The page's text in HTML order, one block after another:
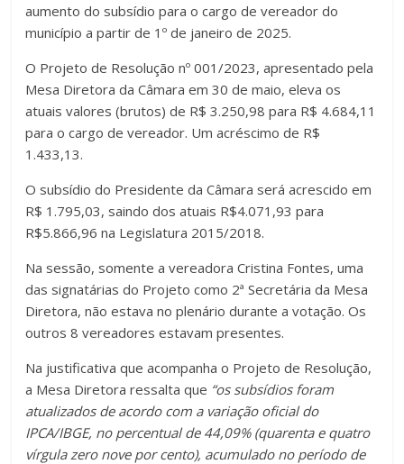
aumento do subsídio para o cargo de vereador do
município a partir de 1º de janeiro de 2025.
O Projeto de Resolução nº 001/2023, apresentado pela
Mesa Diretora da Câmara em 30 de maio, eleva os
atuais valores (brutos) de R$ 3.250,98 para R$ 4.684,11
para o cargo de vereador. Um acréscimo de R$
1.433,13.
O subsídio do Presidente da Câmara será acrescido em
R$ 1.795,03, saindo dos atuais R$4.071,93 para
R$5.866,96 na Legislatura 2015/2018.
Na sessão, somente a vereadora Cristina Fontes, uma
das signatárias do Projeto como 2ª Secretária da Mesa
Diretora, não estava no plenário durante a votação. Os
outros 8 vereadores estavam presentes.
Na justificativa que acompanha o Projeto de Resolução,
a Mesa Diretora ressalta que “os subsídios foram
atualizados de acordo com a variação oficial do
IPCA/IBGE, no percentual de 44,09% (quarenta e quatro
vírgula zero nove por cento), acumulado no período de